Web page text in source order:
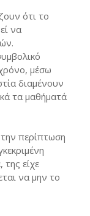
ότι το
να
μέσω
διαμένουν
τα μαθήματά
την περίπτωση
είχε
να μην το